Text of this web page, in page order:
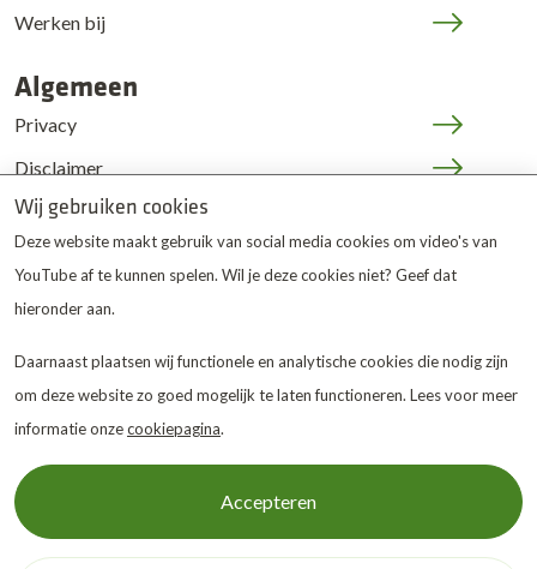
Werken bij
Algemeen
Privacy
Disclaimer
Cookies
JOP | medewerkers
gewaardeerd op ZorgkaartNederland.
waarderingen
plaats een waardering
Wij gebruiken cookies
Deze website maakt gebruik van social media cookies om video's van
YouTube af te kunnen spelen. Wil je deze cookies niet? Geef dat
hieronder aan.
Daarnaast plaatsen wij functionele en analytische cookies die nodig zijn
om deze website zo goed mogelijk te laten functioneren. Lees voor meer
informatie onzecookiepagina.
Accepteren